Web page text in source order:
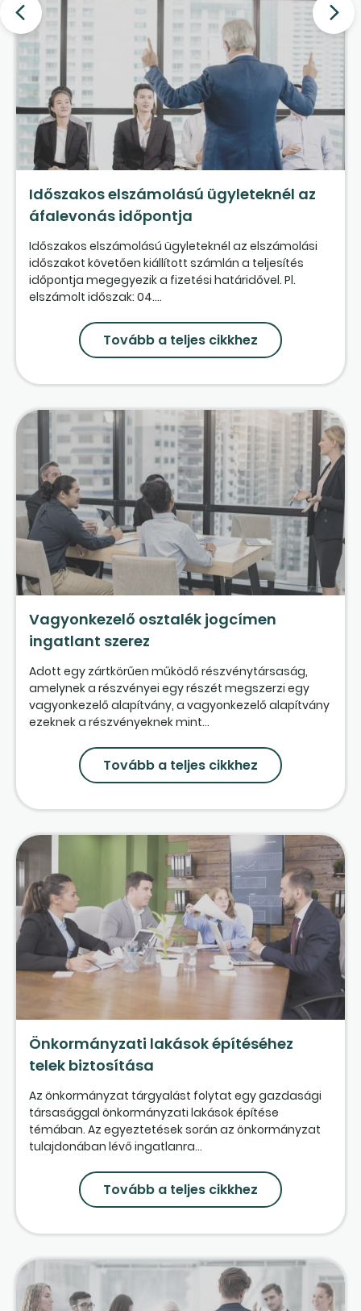
Időszakos elszámolású ügyleteknél az
áfalevonás időpontja
Időszakos elszámolású ügyleteknél az elszámolási
időszakot követően kiállított számlán a teljesítés
időpontja megegyezik a fizetési határidővel. Pl.
elszámolt időszak: 04....
Tovább a teljes cikkhez
Vagyonkezelő osztalék jogcímen
ingatlant szerez
Adott egy zártkörűen működő részvénytársaság,
amelynek a részvényei egy részét megszerzi egy
vagyonkezelő alapítvány, a vagyonkezelő alapítvány
ezeknek a részvényeknek mint...
Tovább a teljes cikkhez
Önkormányzati lakások építéséhez
telek biztosítása
Az önkormányzat tárgyalást folytat egy gazdasági
társasággal önkormányzati lakások építése
témában. Az egyeztetések során az önkormányzat
tulajdonában lévő ingatlanra...
Tovább a teljes cikkhez